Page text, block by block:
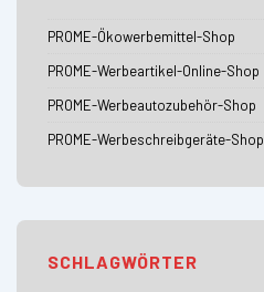
PROME-Ökowerbemittel-Shop
PROME-Werbeartikel-Online-Shop
PROME-Werbeautozubehör-Shop
PROME-Werbeschreibgeräte-Shop
SCHLAGWÖRTER